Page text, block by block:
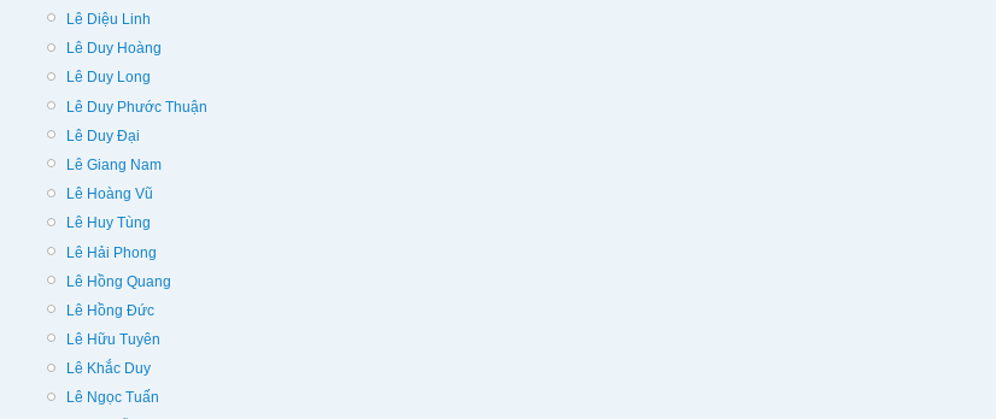
Lê Diệu Linh
Lê Duy Hoàng
Lê Duy Long
Lê Duy Phước Thuận
Lê Duy Đại
Lê Giang Nam
Lê Hoàng Vũ
Lê Huy Tùng
Lê Hải Phong
Lê Hồng Quang
Lê Hồng Đức
Lê Hữu Tuyên
Lê Khắc Duy
Lê Ngọc Tuấn